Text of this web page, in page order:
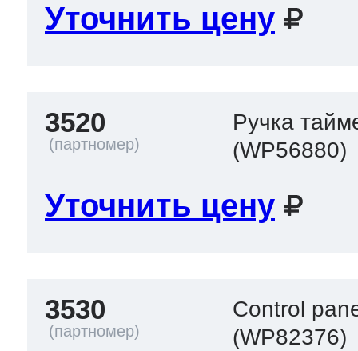
Уточнить цену
3520
Ручка
(WP56880)
Уточнить цену
3530
Control
(WP82376)